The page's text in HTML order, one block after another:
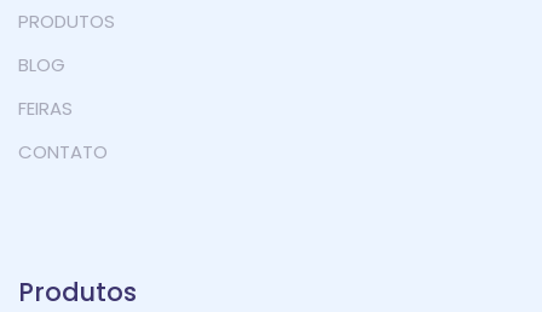
PRODUTOS
BLOG
FEIRAS
CONTATO
Produtos